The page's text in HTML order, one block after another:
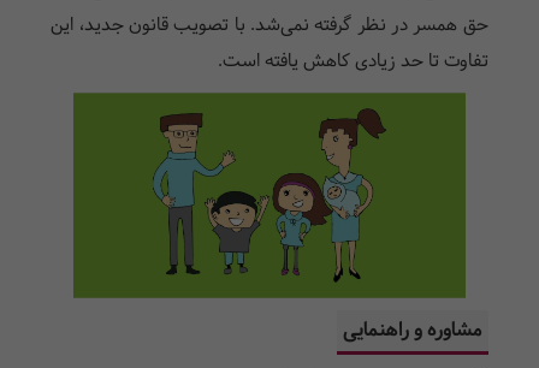
حق همسر در نظر گرفته نمی‌شد. با تصویب قانون جدید، این
تفاوت تا حد زیادی کاهش یافته است.
مشاوره و راهنمایی